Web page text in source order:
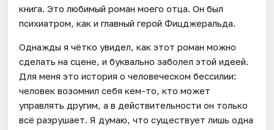
книга. Это любимый роман моего отца. Он был
психиатром, как и главный герой Фицджеральда.
Однажды я чётко увидел, как этот роман можно
сделать на сцене, и буквально заболел этой идеей.
Для меня это история о человеческом бессилии:
человек возомнил себя кем-то, кто может
управлять другим, а в действительности он только
всё разрушает. Я думаю, что существует лишь одна